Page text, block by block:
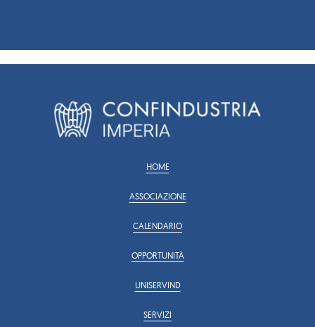
HOME
ASSOCIAZIONE
CALENDARIO
OPPORTUNITÀ
UNISERVIND
SERVIZI